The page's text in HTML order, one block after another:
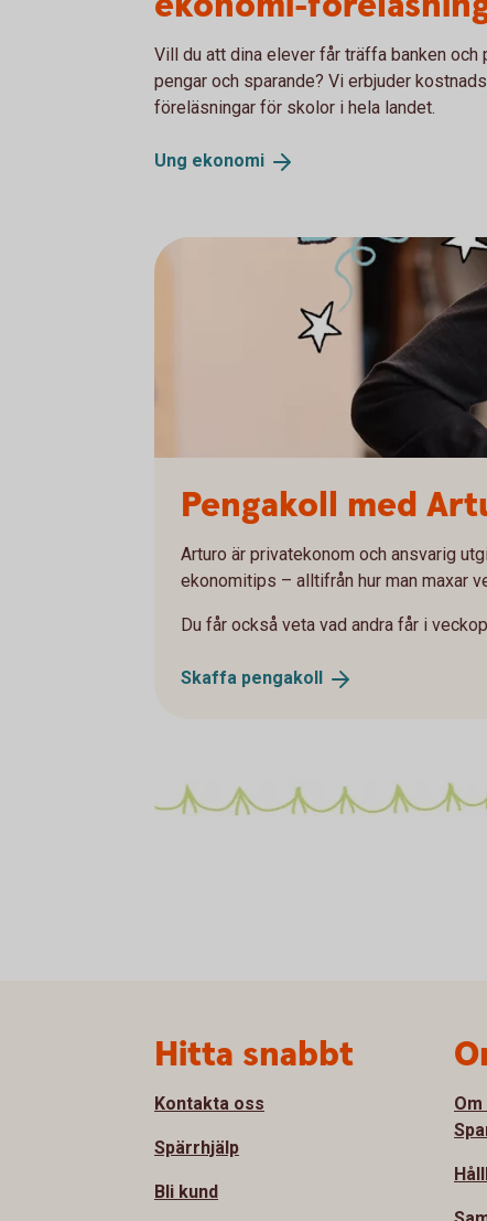
Vill du att dina elever får träffa banken och
pengar och sparande? Vi erbjuder
föreläsningar för skolor i hela landet.
Ung ekonomi
Pengakoll med
Arturo är privatekonom och ansvarig
ekonomitips – alltifrån hur man maxar
Du får också veta vad andra får i
Skaffa pengakoll
Hitta snabbt
Kontakta oss
Spärrhjälp
Bli kund